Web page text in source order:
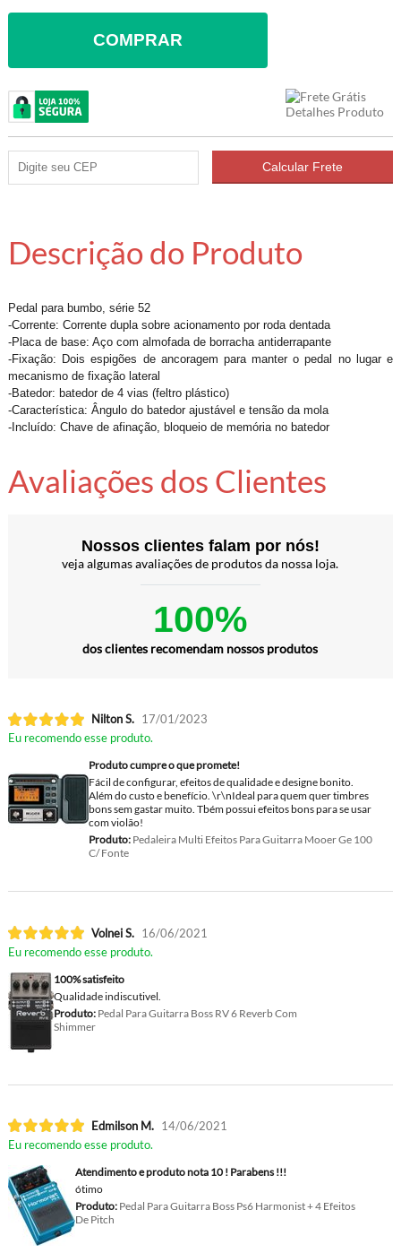
COMPRAR
Descrição do Produto
Pedal para bumbo, série 52
-Corrente: Corrente dupla sobre acionamento por roda dentada
-Placa de base: Aço com almofada de borracha antiderrapante
-Fixação: Dois espigões de ancoragem para manter o pedal no lugar e
mecanismo de fixação lateral
-Batedor: batedor de 4 vias (feltro plástico)
-Característica: Ângulo do batedor ajustável e tensão da mola
-Incluído: Chave de afinação, bloqueio de memória no batedor
Avaliações dos Clientes
Nossos clientes falam por nós!
veja algumas avaliações de produtos da nossa loja.
100%
dos clientes recomendam nossos produtos
Nilton S. 17/01/2023
Eu recomendo esse produto.
Produto cumpre o que promete!
Fácil de configurar, efeitos de qualidade e designe bonito.
Além do custo e benefício. \r\nIdeal para quem quer timbres
bons sem gastar muito. Tbém possui efeitos bons para se usar
com violão!
Produto:Pedaleira Multi Efeitos Para Guitarra Mooer Ge 100
C/ Fonte
Volnei S. 16/06/2021
Eu recomendo esse produto.
100% satisfeito
Qualidade indiscutivel.
Produto:Pedal Para Guitarra Boss RV 6 Reverb Com
Shimmer
Edmilson M. 14/06/2021
Eu recomendo esse produto.
Atendimento e produto nota 10 ! Parabens !!!
ótimo
Produto:Pedal Para Guitarra Boss Ps6 Harmonist + 4 Efeitos
De Pitch